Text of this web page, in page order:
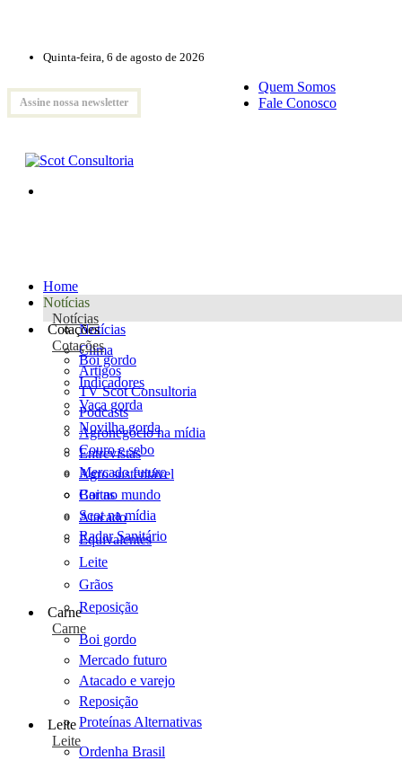
Quinta-feira, 6 de agosto de 2026
Assine nossa newsletter
Quem Somos
Fale Conosco
Home
Notícias
Notícias
Notícias
Clima
Artigos
TV Scot Consultoria
Podcasts
Agronegócio na mídia
Entrevistas
Agro sustentável
Cartas
Scot na mídia
Radar Sanitário
Cotações
Cotações
Boi gordo
Indicadores
Vaca gorda
Novilha gorda
Couro e sebo
Mercado futuro
Boi no mundo
Atacado
Equivalentes
Leite
Grãos
Reposição
Carne
Carne
Boi gordo
Mercado futuro
Atacado e varejo
Reposição
Proteínas Alternativas
Leite
Leite
Ordenha Brasil